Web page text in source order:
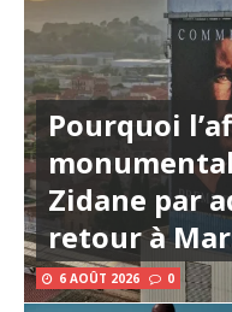
Pourquoi
Zidane par
retour à
6 AOÛT 2026 0